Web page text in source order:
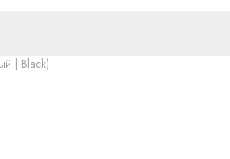
| Black)